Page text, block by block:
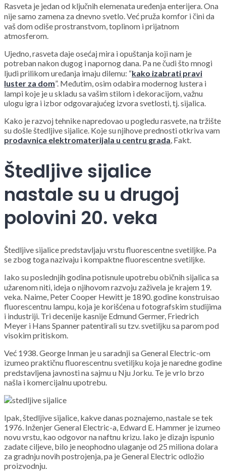
Rasveta je jedan od ključnih elemenata uređenja enterijera. Ona
nije samo zamena za dnevno svetlo. Već pruža komfor i čini da
vaš dom odiše prostranstvom, toplinom i prijatnom
atmosferom.
Ujedno, rasveta daje osećaj mira i opuštanja koji nam je
potreban nakon dugog i napornog dana. Pa ne čudi što mnogi
ljudi prilikom uređanja imaju dilemu: “kako izabrati pravi
luster za dom”. Međutim, osim odabira modernog lustera i
lampi koje je u skladu sa vašim stilom i dekoracijom, važnu
ulogu igra i izbor odgovarajućeg izvora svetlosti, tj. sijalica.
Kako je razvoj tehnike napredovao u pogledu rasvete, na tržište
su došle štedljive sijalice. Koje su njihove prednosti otkriva vam
prodavnica elektromaterijala u centru grada, Fakt.
Štedljive sijalice
nastale su u drugoj
polovini 20. veka
Štedljive sijalice predstavljaju vrstu fluorescentne svetiljke. Pa
se zbog toga nazivaju i kompaktne fluorescentne svetiljke.
Iako su poslednjih godina potisnule upotrebu običnih sijalica sa
užarenom niti, ideja o njihovom razvoju zaživela je krajem 19.
veka. Naime, Peter Cooper Hewitt je 1890. godine konstruisao
fluorescentnu lampu, koja je korišćena u fotografskim studijima
i industriji. Tri decenije kasnije Edmund Germer, Friedrich
Meyer i Hans Spanner patentirali su tzv. svetiljku sa parom pod
visokim pritiskom.
Već 1938. George Inman je u saradnji sa General Electric-om
izumeo praktičnu fluorescentnu svetiljku koja je naredne godine
predstavljena javnosti na sajmu u Nju Jorku. Te je vrlo brzo
našla i komercijalnu upotrebu.
Ipak, štedljive sijalice, kakve danas poznajemo, nastale se tek
1976. Inženjer General Electric-a, Edward E. Hammer je izumeo
novu vrstu, kao odgovor na naftnu krizu. Iako je dizajn ispunio
zadate ciljeve, bilo je neophodno ulaganje od 25 miliona dolara
za gradnju novih postrojenja, pa je General Electric odložio
proizvodnju.